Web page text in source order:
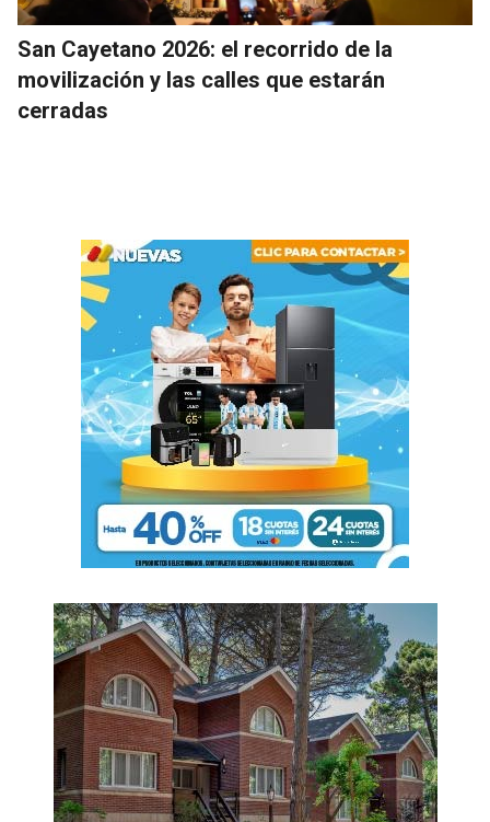
San Cayetano 2026: el recorrido de la
movilización y las calles que estarán
cerradas